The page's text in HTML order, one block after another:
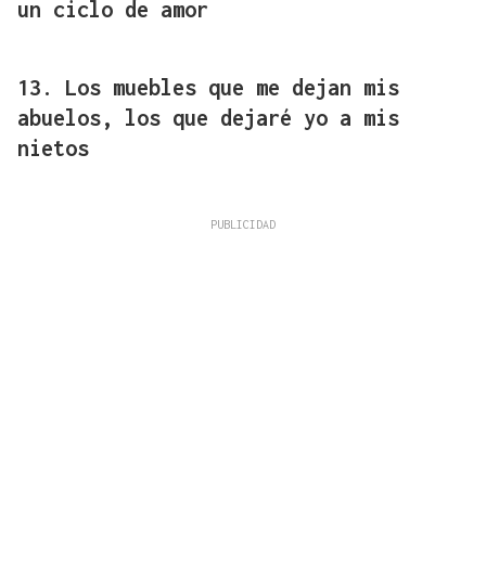
un ciclo de amor
13. Los muebles que me dejan mis
abuelos, los que dejaré yo a mis
nietos